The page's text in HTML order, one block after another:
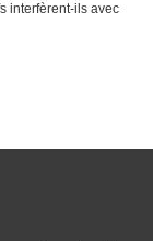
interfèrent-ils avec